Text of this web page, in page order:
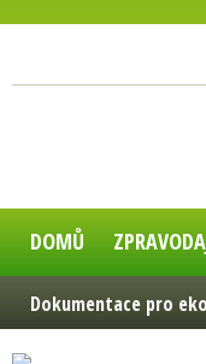
DOMŮ
Dokumentace pro